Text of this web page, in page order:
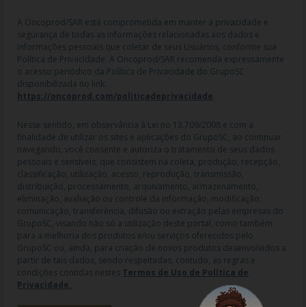
RAZÃO SOCIAL: ONCO PROD DIST. DE PROD. HOSP. E ONCOL. LTDA |
04.307.650/0019-64 | IE: 119.242.793.110 | Endereço R: Olimpíadas, nº
100 2º andar CJ 21 22 - Vila Olímpia - SP | Cep: 04551-000 |
Farmacêutico responsável: Dra. Gislaine Lopes de Jesus - CRF/SP 47509
| AFE: 7.60997-7 | CMVS: 355030801-477-010609-1-0.
As informações contidas neste site não devem ser usadas para
automedicação e não substituem, em hipótese alguma, as orientações
dadas pelo profissional da área médica. Somente o médico está apto a
diagnosticar qualquer problema de saúde e prescrever o tratamento
adequado. Ao persistirem os sintomas, um médico deverá ser
consultado. Os preços, as promoções, o frete e as condições de
pagamento divulgados no site são válidos apenas para compras feitas
pela internet. Todos os pedidos efetuados estão sujeitos à
confirmação da disponibilidade de produto em nosso estoque.
Maiores esclarecimentos, consultar o site: www.anvisa.gov.br.
A Oncoprod/SAR está comprometida em manter a privacidade e
segurança de todas as informações relacionadas aos dados e
informações pessoais que coletar de seus Usuários, conforme sua
Política de Privacidade. A Oncoprod/SAR recomenda expressamente
o acesso periódico da Política de Privacidade do GrupoSC
disponibilizada no link:
https://oncoprod.com/politicadeprivacidade
Nesse sentido, em observância à Lei no 13.709/2008 e com a
finalidade de utilizar os sites e aplicações do GrupoSC, ao continuar
navegando, você consente e autoriza o tratamento de seus dados
pessoais e sensíveis, que consistem na coleta, produção, recepção,
classificação, utilização, acesso, reprodução, transmissão,
distribuição, processamento, arquivamento, armazenamento,
eliminação, avaliação ou controle da informação, modificação,
comunicação, transferência, difusão ou extração pelas empresas do
GrupoSC, visando não só a utilização deste portal, como também
para a melhoria dos produtos e/ou serviços oferecidos pelo
GrupoSC ou, ainda, para criação de novos produtos desenvolvidos a
partir de tais dados, sendo respeitadas, contudo, as regras e
condições contidas nestes Termos de Uso de Política de
Privacidade.